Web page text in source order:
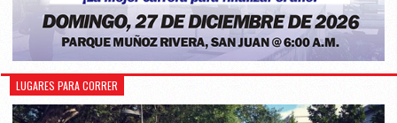
LUGARES PARA CORRER